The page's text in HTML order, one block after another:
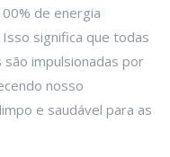
de energia
significa que todas
impulsionadas por
nosso
e saudável para as